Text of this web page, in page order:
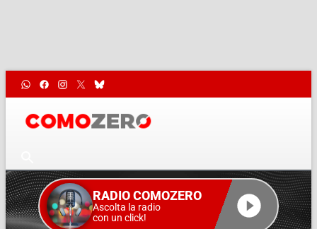
RADIO COMOZERO
Ascolta la radio
con un click!